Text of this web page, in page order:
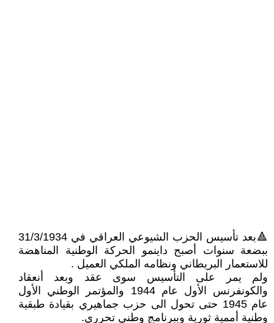
🔺بعد تأسيس الحزب الشيوعي العراقي في 31/3/1934
ببضعة سنوات أصبح داينمو الحركة الوطنية المناهضة
للاستعمار البريطاني ونظامه الملكي العميل .
ولم يمر على التأسيس سوى عقد وبعد أنعقاد
والكونفرنس الأول عام 1944 والمؤتمر الوطني الأول
عام 1945 حتى تحول الى حزب جماهيري بقيادة طبقية
وطنية أممية ثورية وببرنامج وطني تحرري.